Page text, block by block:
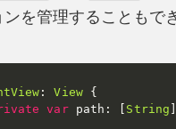
を管理することもで
: View
{
var path : [ String ]